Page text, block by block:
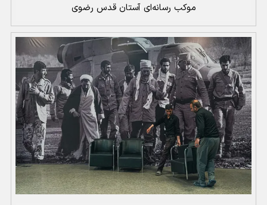
موکب رسانه‌ای آستان قدس رضوی